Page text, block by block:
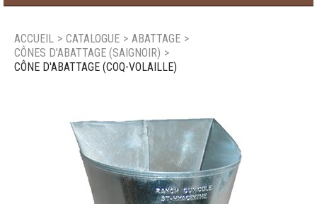
Catalogue de produit
Nouveaux produits
Nous joindre
ACCUEIL > CATALOGUE > ABATTAGE >
CÔNES D'ABATTAGE (SAIGNOIR) >
CÔNE D'ABATTAGE (COQ-VOLAILLE)